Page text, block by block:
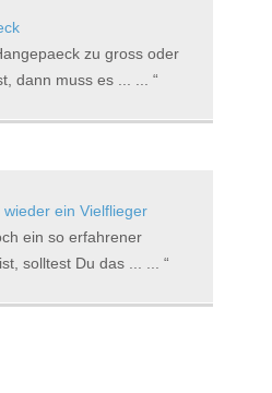
zu gross oder
dann muss es ... ...
wieder ein Vielflieger
ein so erfahrener
solltest Du das ... ...